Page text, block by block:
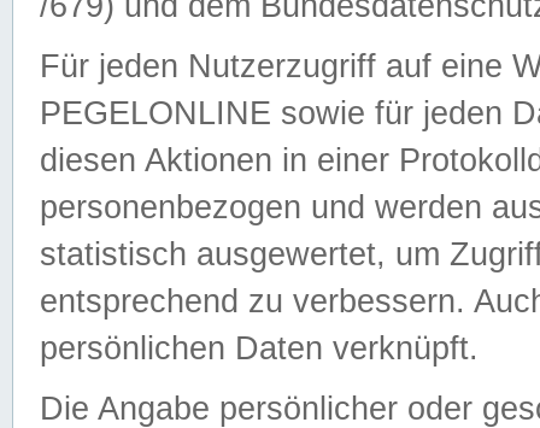
Für jeden Nutzerzugriff auf eine
PEGELONLINE sowie für jeden
diesen Aktionen in einer
personenbezogen und werden
statistisch ausgewertet, um
entsprechend zu verbessern.
persönlichen Daten verknüpft.
Die Angabe persönlicher oder